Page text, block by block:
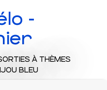
-
À THÈMES
BLEU